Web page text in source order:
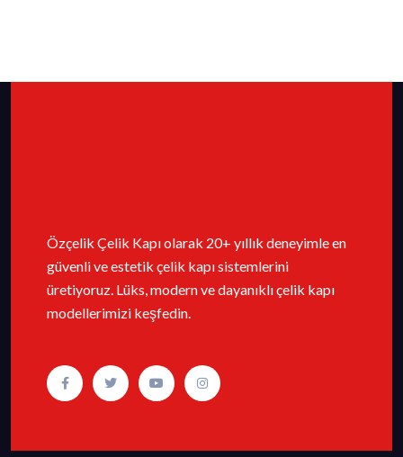
Özçelik Çelik Kapı olarak 20+ yıllık deneyimle en
güvenli ve estetik çelik kapı sistemlerini
üretiyoruz. Lüks, modern ve dayanıklı çelik kapı
modellerimizi keşfedin.